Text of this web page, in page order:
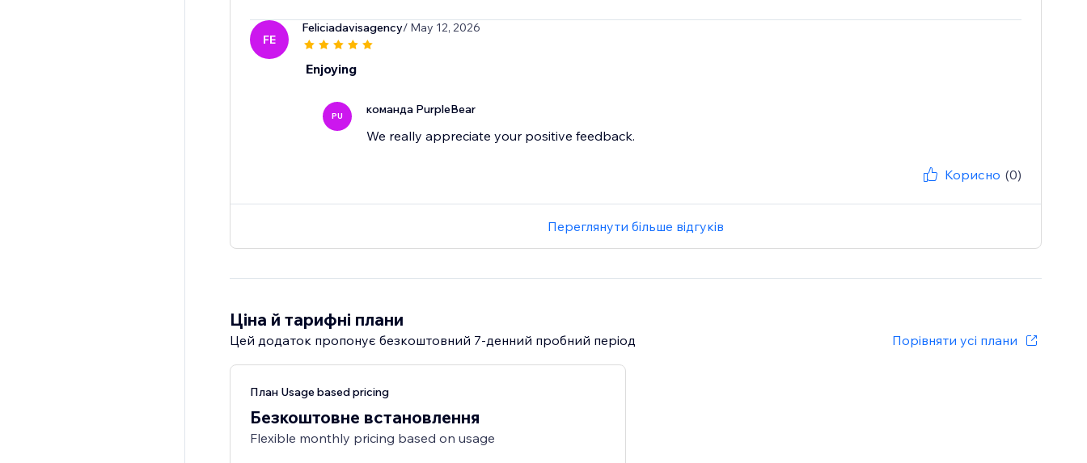
FE
Feliciadavisagency/ May 12, 2026
Enjoying
PU команда PurpleBear
We really appreciate your positive feedback.
Корисно (0)
Переглянути більше відгуків
Ціна й тарифні плани
Цей додаток пропонує безкоштовний 7‑денний пробний період Порівняти усі плани
План Usage based pricing
Безкоштовне встановлення
Flexible monthly pricing based on usage